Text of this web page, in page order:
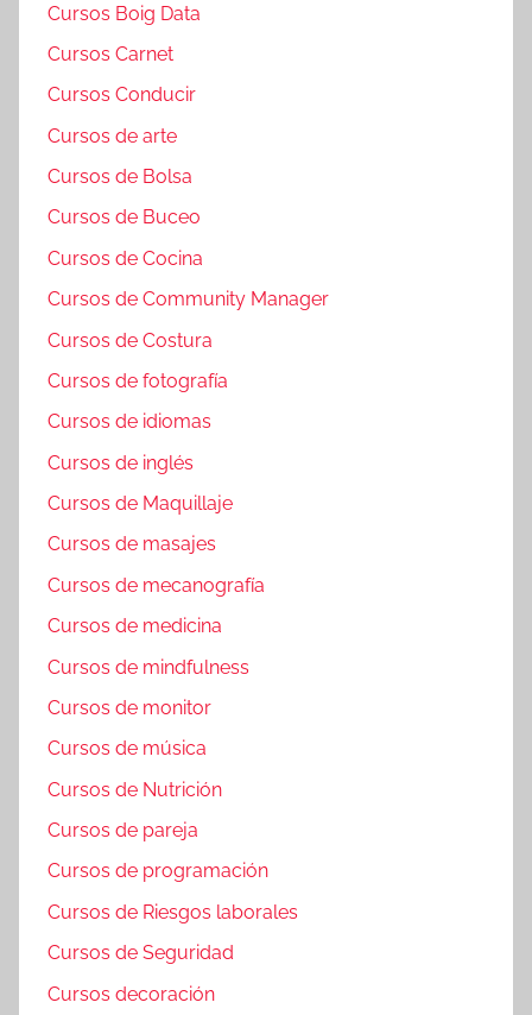
Cursos Boig Data
Cursos Carnet
Cursos Conducir
Cursos de arte
Cursos de Bolsa
Cursos de Buceo
Cursos de Cocina
Cursos de Community Manager
Cursos de Costura
Cursos de fotografía
Cursos de idiomas
Cursos de inglés
Cursos de Maquillaje
Cursos de masajes
Cursos de mecanografía
Cursos de medicina
Cursos de mindfulness
Cursos de monitor
Cursos de música
Cursos de Nutrición
Cursos de pareja
Cursos de programación
Cursos de Riesgos laborales
Cursos de Seguridad
Cursos decoración